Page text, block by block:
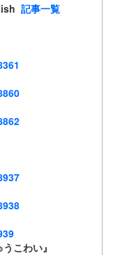
記事一覧
こわい』